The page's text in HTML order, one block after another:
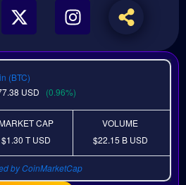
(BTC)
USD (0.96%)
CAP
$1.30 TUSD
VOLUME
$22.15 B USD
by CoinMarketCap